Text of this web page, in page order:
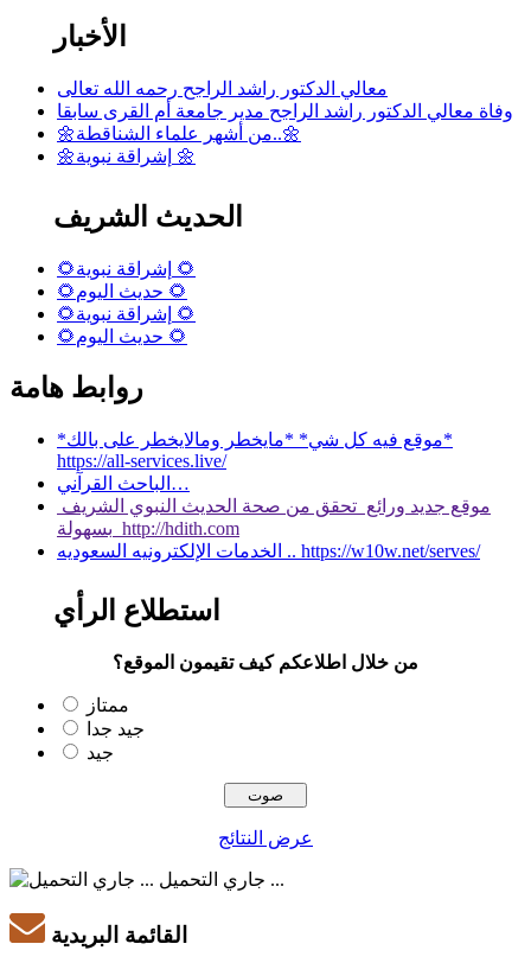
الأخبار
معالي الدكتور راشد الراجح رحمه الله تعالى
وفاة معالي الدكتور راشد الراجح مدير جامعة أم القرى سابقا
🌼من أشهر علماء الشناقطة..🌼
🌼إشراقة نبوية 🌼
الحديث الشريف
🌻إشراقة نبوية 🌻
🌻حديث اليوم 🌻
🌻إشراقة نبوية 🌻
🌻حديث اليوم 🌻
روابط هامة
*موقع فيه كل شي* *مايخطر ومالايخطر على بالك*
https://all-services.live/
الباحث القرآني…
موقع جديد ورائع تحقق من صحة الحديث النبوي الشريف
بسهولة http://hdith.com
الخدمات الإلكترونيه السعوديه .. https://w10w.net/serves/
استطلاع الرأي
من خلال اطلاعكم كيف تقيمون الموقع؟
ممتاز
جيد جدا
جيد
عرض النتائج
جاري التحميل ...
القائمة البريدية